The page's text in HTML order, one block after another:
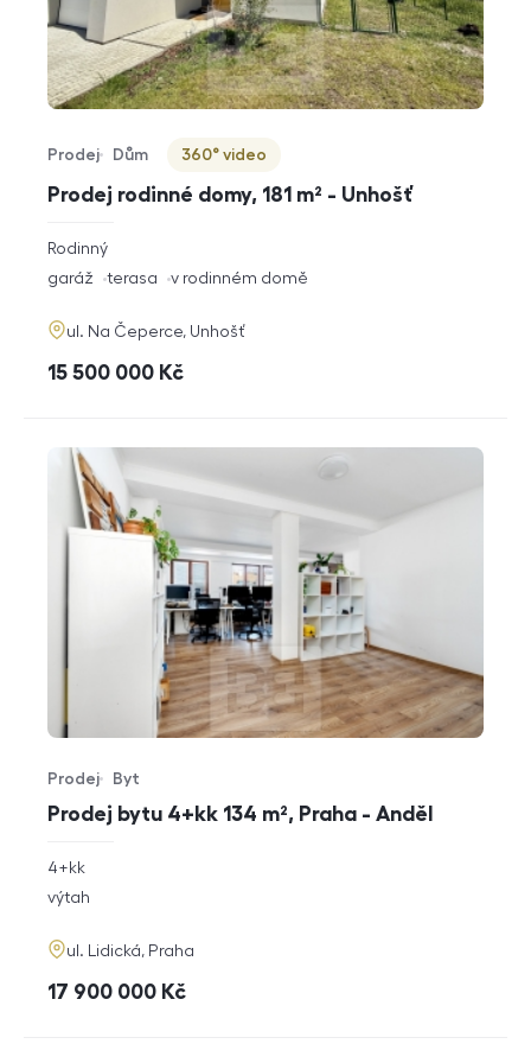
Prodej rodinné domy, 181 m² - Unhošť
Typ nabídky
Prodej
Typ nemovitosti
Dům
Virtuální prohlídka
360° video
rozměry
dispozice
Rodinný
funkce
garáž terasa v rodinném domě
adresa
ul. Na Čeperce, Unhošť
cena
15 500 000 Kč
Prodej bytu 4+kk 134 m², Praha - Anděl
Typ nabídky
Prodej
Typ nemovitosti
Byt
rozměry
4+kk
funkce
výtah
adresa
ul. Lidická, Praha
cena
17 900 000 Kč